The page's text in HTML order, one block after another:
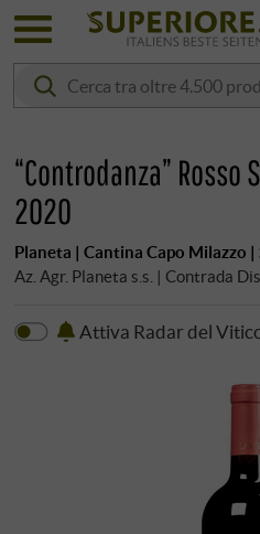
“Controdanza” Rosso
2020
Planeta | Cantina Capo Milazzo |
Az. Agr. Planeta s.s. | Contrada
Attiva Radar del